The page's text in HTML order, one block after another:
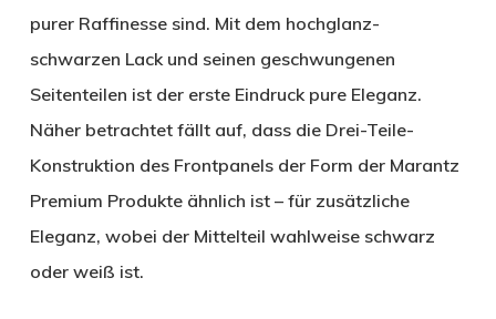
purer Raffinesse sind. Mit dem hochglanz-
schwarzen Lack und seinen geschwungenen
Seitenteilen ist der erste Eindruck pure Eleganz.
Näher betrachtet fällt auf, dass die Drei-Teile-
Konstruktion des Frontpanels der Form der Marantz
Premium Produkte ähnlich ist – für zusätzliche
Eleganz, wobei der Mittelteil wahlweise schwarz
oder weiß ist.